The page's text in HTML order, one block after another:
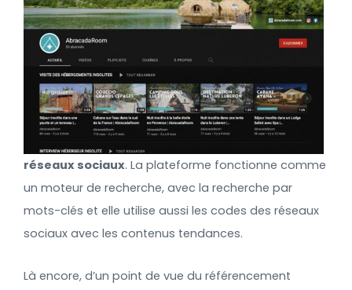
réseaux sociaux. La plateforme fonctionne comme
un moteur de recherche, avec la recherche par
mots-clés et elle utilise aussi les codes des réseaux
sociaux avec les contenus tendances.
Là encore, d’un point de vue du référencement